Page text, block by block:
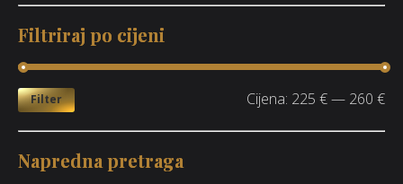
Filtriraj po cijeni
Filter Cijena: 225 €— 260 €
Napredna pretraga